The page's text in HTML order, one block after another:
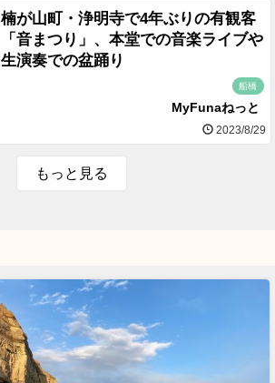
楠が山町・浄明寺で4年ぶりの有観客
「音まつり」、本堂での音楽ライブや
生演奏での盆踊り
船橋
MyFunaねっと
2023/8/29
もっと見る